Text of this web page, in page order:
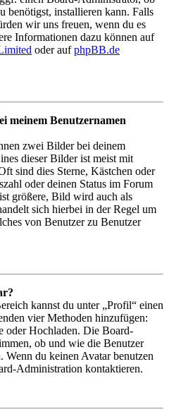
benötigst, installieren kann. Falls
wir uns freuen, wenn du es
Informationen dazu können auf
oder aufphpBB.de
meinem Benutzernamen
zwei Bilder bei deinem
dieser Bilder ist meist mit
sind dies Sterne, Kästchen oder
oder deinen Status im Forum
größere, Bild wird auch als
sich hierbei in der Regel um
von Benutzer zu Benutzer
kannst du unter „Profil“ einen
vier Methoden hinzufügen:
oder Hochladen. Die Board-
ob und wie die Benutzer
Wenn du keinen Avatar benutzen
Administration kontaktieren.